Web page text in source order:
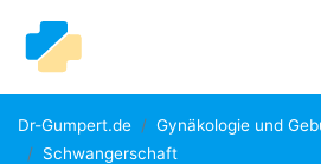
Dr-Gumpert.de
Gynäkologie und
Schwangerschaft